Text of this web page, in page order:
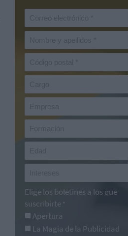
Elige los boletines a los que
suscribirte *
Apertura
La Magia de la Publicidad